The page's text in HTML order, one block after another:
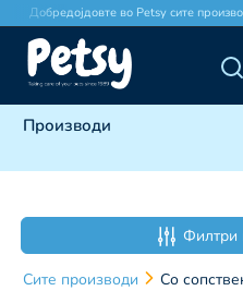
Добредојдовте во Petsy сите
Производи
Сите производи Со